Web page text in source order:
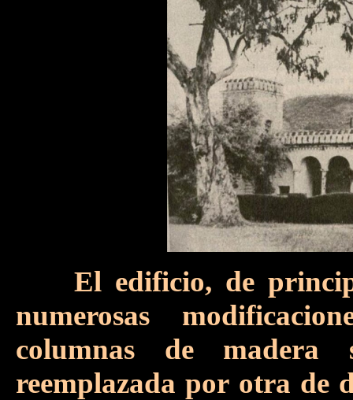
El edificio, de
numerosas
columnas de madera
reemplazada por otra de